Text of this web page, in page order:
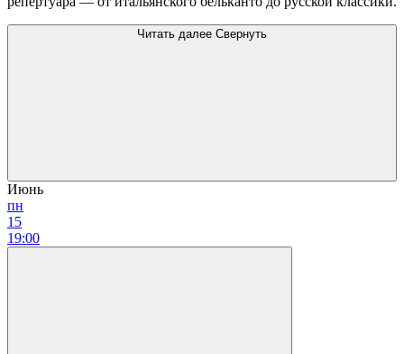
Читать далее Свернуть
Июнь
пн
15
19:00